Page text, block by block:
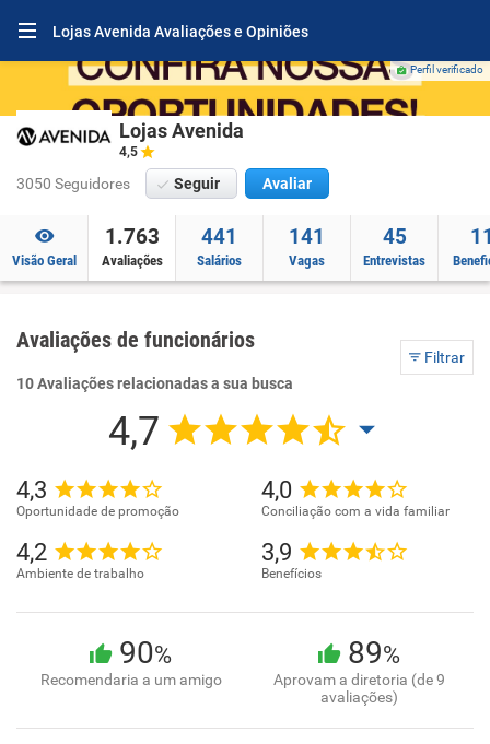
Lojas Avenida Avaliações e Opiniões
Perfil verificado
Lojas Avenida
4,5
3050 Seguidores Seguir Avaliar
Visão Geral
1.763
Avaliações
441
Salários
141
Vagas
45
Entrevistas
Avaliações de funcionários
Filtrar
10 Avaliações relacionadas a sua busca
4,7
4,3
Oportunidade de promoção
4,0
Conciliação com a vida familiar
4,2
Ambiente de trabalho
3,9
Benefícios
90%
Recomendaria a um amigo
89%
Aprovam a diretoria (de 9
avaliações)